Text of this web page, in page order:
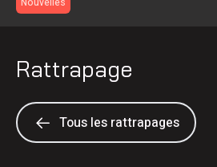
Rattrapage
Tous les rattrapages